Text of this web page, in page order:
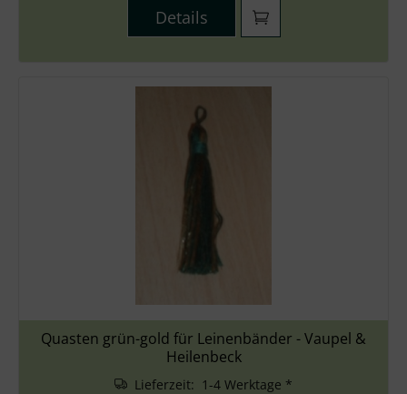
Details
Quasten grün-gold für Leinenbänder - Vaupel &
Heilenbeck
Lieferzeit: 1-4 Werktage *